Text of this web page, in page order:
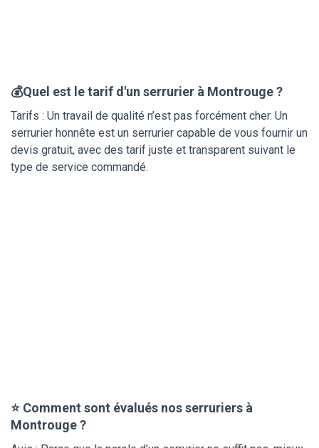
💰Quel est le tarif d'un serrurier à Montrouge ?
Tarifs : Un travail de qualité n’est pas forcément cher. Un
serrurier honnête est un serrurier capable de vous fournir un
devis gratuit, avec des tarif juste et transparent suivant le
type de service commandé.
⭐ Comment sont évalués nos serruriers à
Montrouge ?